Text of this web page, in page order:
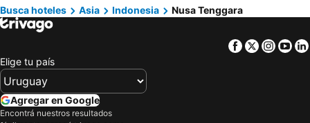
Hoteles en Lanzarote
Hoteles en Alaska
Busca hoteles Asia Indonesia Nusa Tenggara
Facebook
Twitter
Elige tu país
Agregar en Google
Encontrá nuestros resultados